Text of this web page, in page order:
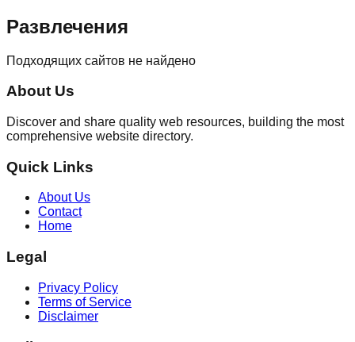
Развлечения
Подходящих сайтов не найдено
About Us
Discover and share quality web resources, building the most
comprehensive website directory.
Quick Links
About Us
Contact
Home
Legal
Privacy Policy
Terms of Service
Disclaimer